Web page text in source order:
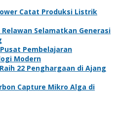
Catat Produksi Listrik
Relawan Selamatkan Generasi
Pembelajaran
Modern
22 Penghargaan di Ajang
Capture Mikro Alga di